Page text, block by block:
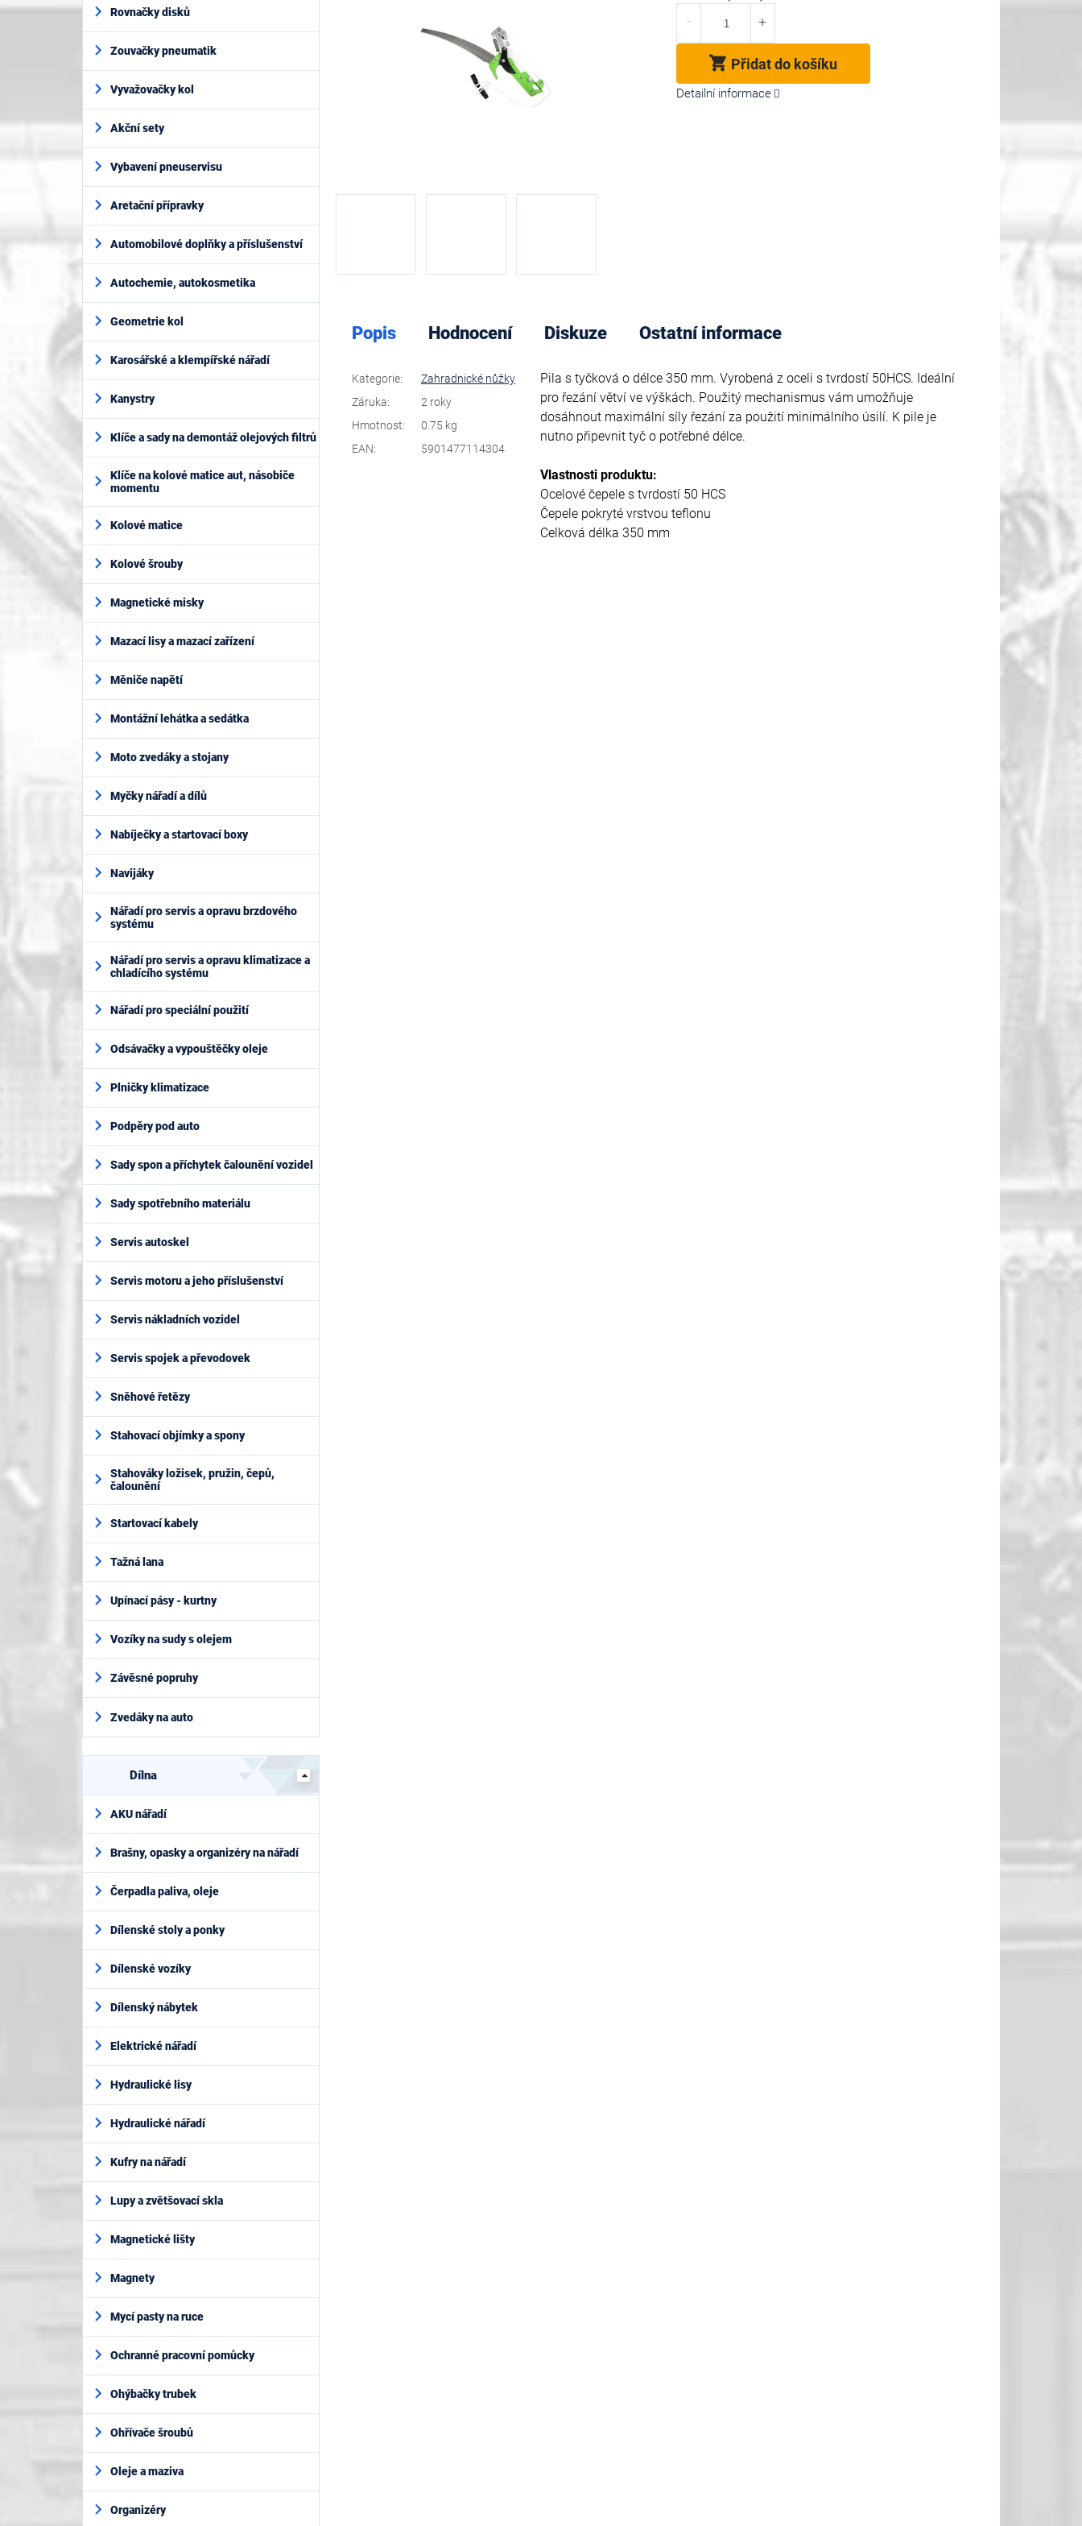
í
e
Rovnačky disků
Zouvačky pneumatik
Vyvažovačky kol
Akční sety
Vybavení pneuservisu
Aretační přípravky
Automobilové doplňky a příslušenství
Autochemie, autokosmetika
Geometrie kol
Karosářské a klempířské nářadí
Kanystry
Klíče a sady na demontáž olejových filtrů
Klíče na kolové matice aut, násobiče
momentu
Kolové matice
Kolové šrouby
Magnetické misky
Mazací lisy a mazací zařízení
Měniče napětí
Montážní lehátka a sedátka
Moto zvedáky a stojany
Myčky nářadí a dílů
Nabíječky a startovací boxy
Navijáky
Nářadí pro servis a opravu brzdového
systému
Nářadí pro servis a opravu klimatizace a
chladícího systému
Nářadí pro speciální použití
Odsávačky a vypouštěčky oleje
Plničky klimatizace
Podpěry pod auto
Sady spon a příchytek čalounění vozidel
Sady spotřebního materiálu
Servis autoskel
Servis motoru a jeho příslušenství
Servis nákladních vozidel
Servis spojek a převodovek
Sněhové řetězy
Stahovací objímky a spony
Stahováky ložisek, pružin, čepů,
čalounění
Startovací kabely
Tažná lana
Upínací pásy - kurtny
Vozíky na sudy s olejem
Závěsné popruhy
Zvedáky na auto
Dílna
AKU nářadí
Brašny, opasky a organizéry na nářadí
Čerpadla paliva, oleje
Dílenské stoly a ponky
Dílenské vozíky
Dílenský nábytek
Elektrické nářadí
Hydraulické lisy
Hydraulické nářadí
Kufry na nářadí
Lupy a zvětšovací skla
Magnetické lišty
Magnety
Mycí pasty na ruce
Ochranné pracovní pomůcky
Ohýbačky trubek
Ohřívače šroubů
Oleje a maziva
Organizéry
Přidat do košíku
Detailní informace
Popis Hodnocení Diskuze Ostatní informace
Pila s tyčková o délce 350 mm. Vyrobená z oceli s tvrdostí 50HCS. Ideální
pro řezání větví ve výškách. Použitý mechanismus vám umožňuje
dosáhnout maximální síly řezání za použití minimálního úsilí. K pile je
nutno připevnit tyč o potřebné délce.
Vlastnosti produktu:
Ocelové čepele s tvrdostí 50 HCS
Čepele pokryté vrstvou teflonu
Celková délka 350 mm
Kategorie:
Zahradnické nůžky
Záruka:
2 roky
Hmotnost:
0.75 kg
EAN: 5901477114304